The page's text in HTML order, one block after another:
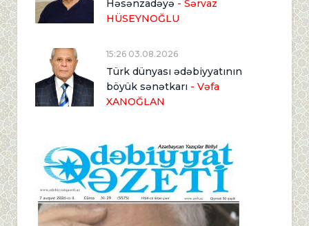
Həsənzadəyə - Sərvaz
HÜSEYNOĞLU
15:26 03.08.2026
Türk dünyası ədəbiyyatının
böyük sənətkarı - Vəfa
XANOĞLAN